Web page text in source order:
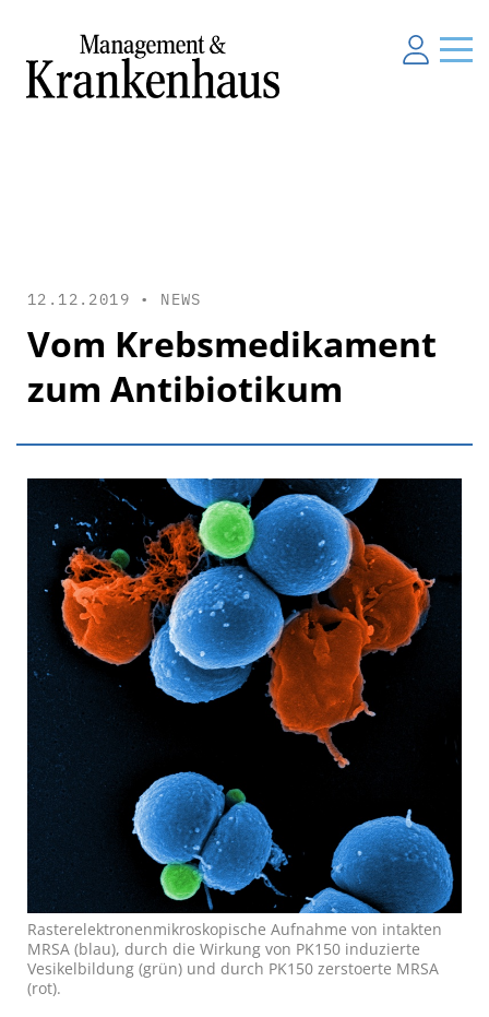
12.12.2019 • NEWS
Vom Krebsmedikament
zum Antibiotikum
Rasterelektronenmikroskopische Aufnahme von intakten
MRSA (blau), durch die Wirkung von PK150 induzierte
Vesikelbildung (grün) und durch PK150 zerstoerte MRSA
(rot).